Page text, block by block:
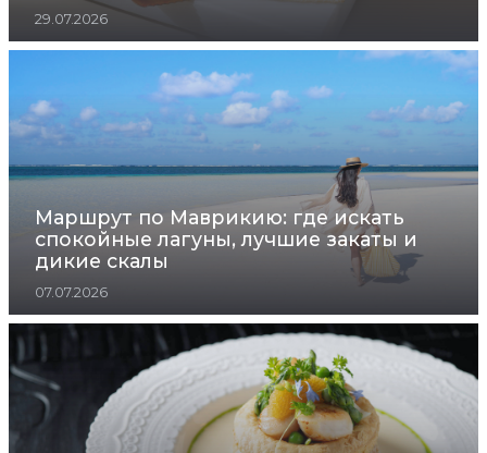
29.07.2026
Маршрут по Маврикию: где искать
спокойные лагуны, лучшие закаты и
дикие скалы
07.07.2026